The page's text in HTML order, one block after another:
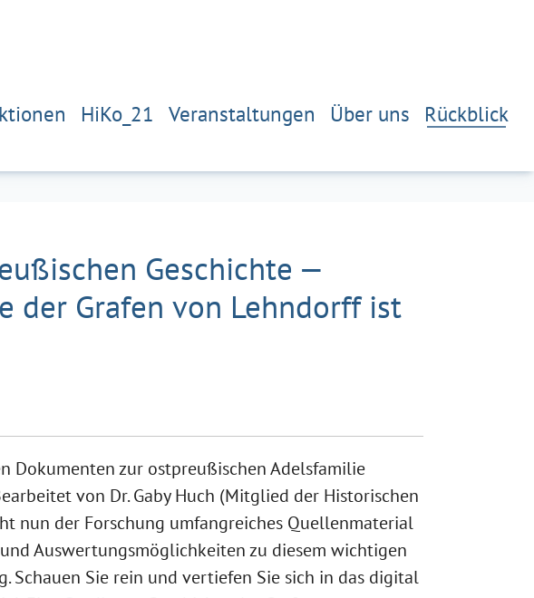
HiKo_21 Veranstaltungen Über uns Rückblick
Geschichte —
der Grafen von Lehndorff ist
Dokumenten zur ostpreußischen Adelsfamilie
von Dr. Gaby Huch (Mitglied der Historischen
nun der Forschung umfangreiches Quellenmaterial
Auswertungsmöglichkeiten zu diesem wichtigen
Schauen Sie rein und vertiefen Sie sich in das digital